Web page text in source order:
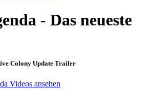
- Das neueste
Colony Update Trailer
Videos ansehen